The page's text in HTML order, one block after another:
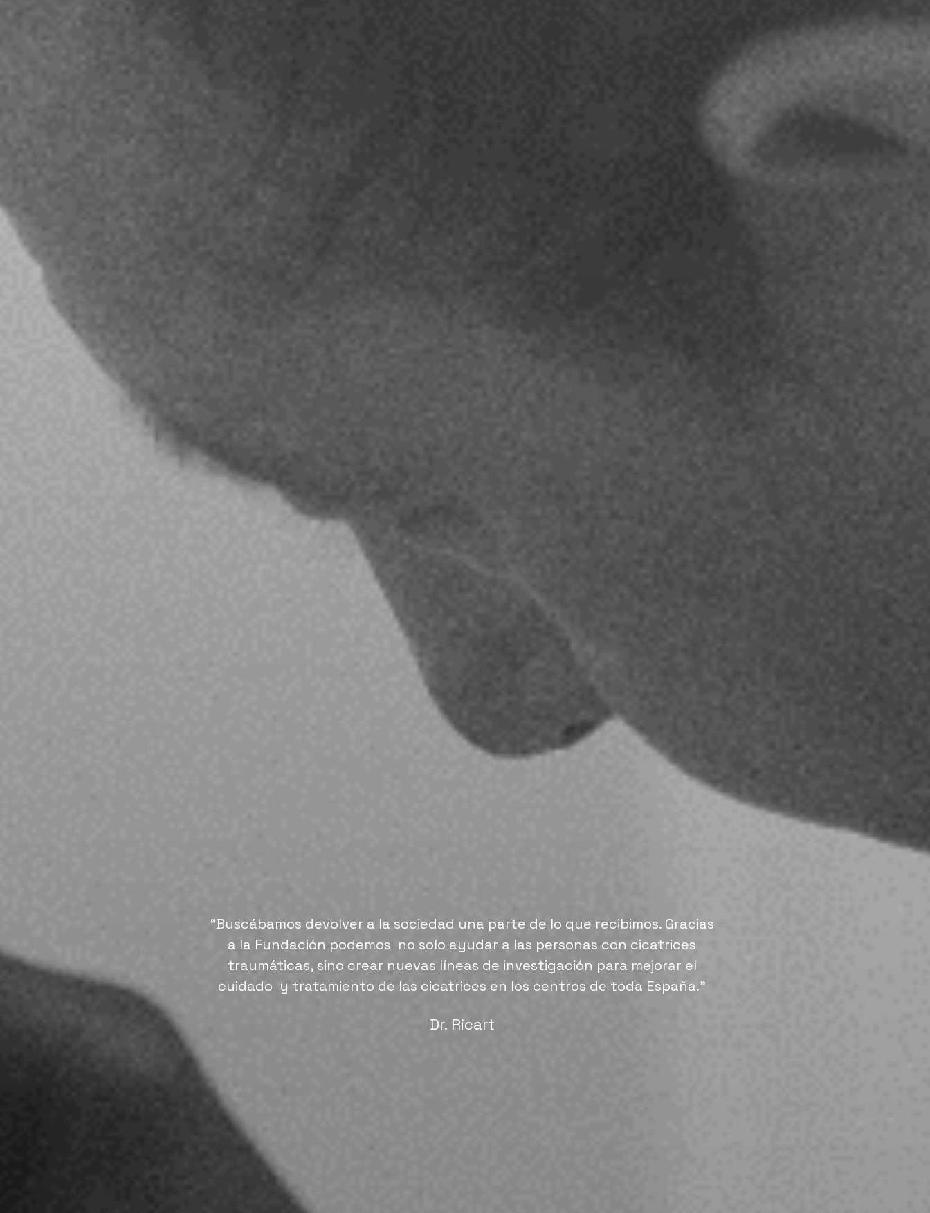
“Buscábamos devolver a la sociedad una parte de lo que recibimos. Gracias
a la Fundación podemos no solo ayudar a las personas con cicatrices
traumáticas, sino crear nuevas líneas de investigación para mejorar el
cuidado y tratamiento de las cicatrices en los centros de toda España.”
Dr. Ricart